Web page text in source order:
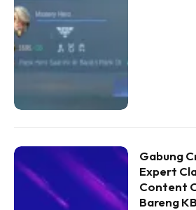
Gabung
Expert
Content
Bareng